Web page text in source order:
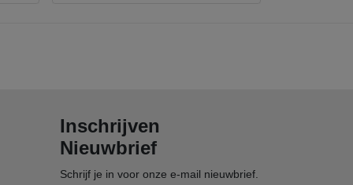
Inschrijven
Nieuwbrief
Schrijf je in voor onze e-mail nieuwbrief.